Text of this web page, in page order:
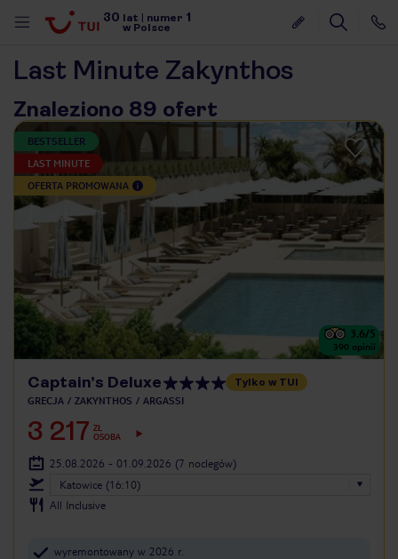
30 lat numer 1
w Polsce
Last Minute Zakynthos
Znaleziono 89 ofert
BESTSELLER
LAST MINUTE
OFERTA PROMOWANA
3.6/5
390 opinii
Captain’s Deluxe Tylko w TUI
GRECJA ZAKYNTHOS ARGASSI
3 217 ZŁ
OSOBA
25.08.2026 - 01.09.2026 (7 noclegów)
Katowice (16:10)
All Inclusive
wyremontowany w 2026 r.